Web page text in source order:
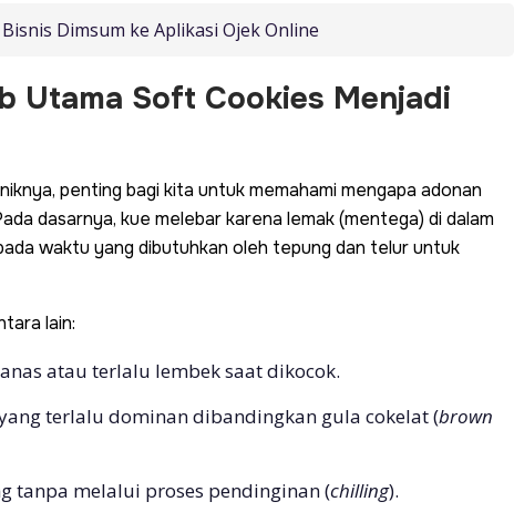
Dimsum ke Aplikasi Ojek Online
Utama Soft Cookies Menjadi
penting bagi kita untuk memahami mengapa adonan
dasarnya, kue melebar karena lemak (mentega) di dalam
waktu yang dibutuhkan oleh tepung dan telur untuk
lain:
atau terlalu lembek saat dikocok.
terlalu dominan dibandingkan gula cokelat (brown
tanpa melalui proses pendinginan (chilling).